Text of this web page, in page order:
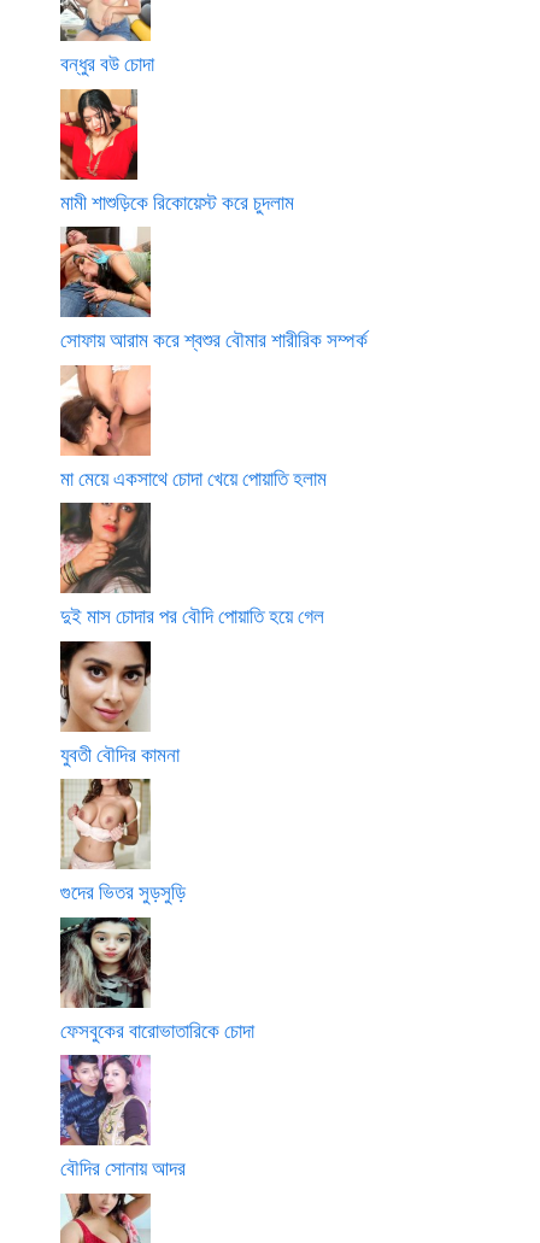
বন্ধুর বউ চোদা
মামী শাশুড়িকে রিকোয়েস্ট করে চুদলাম
সোফায় আরাম করে শ্বশুর বৌমার শারীরিক সম্পর্ক
মা মেয়ে একসাথে চোদা খেয়ে পোয়াতি হলাম
দুই মাস চোদার পর বৌদি পোয়াতি হয়ে গেল
যুবতী বৌদির কামনা
গুদের ভিতর সুড়সুড়ি
ফেসবুকের বারোভাতারিকে চোদা
বৌদির সোনায় আদর